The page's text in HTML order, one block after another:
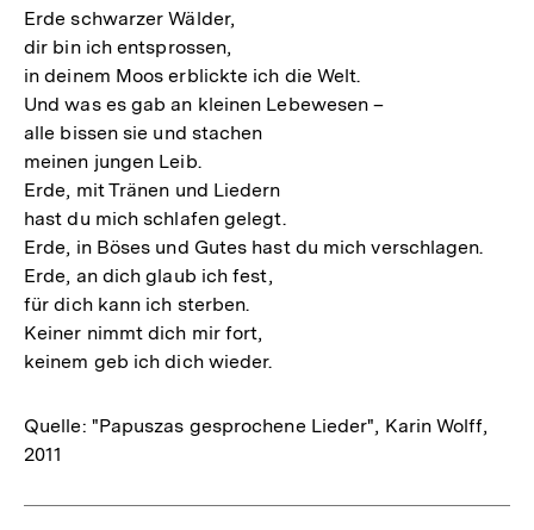
Erde schwarzer Wälder,
dir bin ich entsprossen,
in deinem Moos erblickte ich die Welt.
Und was es gab an kleinen Lebewesen –
alle bissen sie und stachen
meinen jungen Leib.
Erde, mit Tränen und Liedern
hast du mich schlafen gelegt.
Erde, in Böses und Gutes hast du mich verschlagen.
Erde, an dich glaub ich fest,
für dich kann ich sterben.
Keiner nimmt dich mir fort,
keinem geb ich dich wieder.
Quelle: "Papuszas gesprochene Lieder", Karin Wolff,
2011